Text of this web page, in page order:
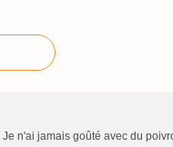
n'ai jamais goûté avec du